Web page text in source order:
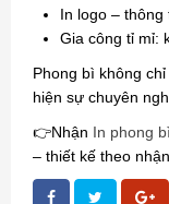
In logo –
Gia công tỉ mỉ:
Phong bì không
hiện sự chuyên
👉Nhận In phong
– thiết kế theo